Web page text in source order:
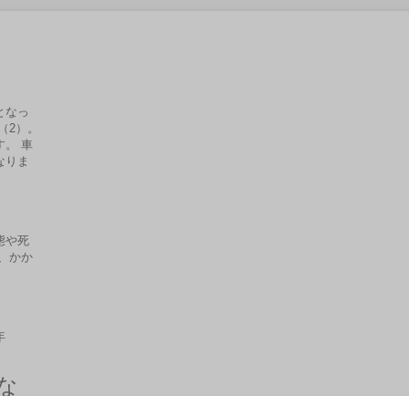
なっ
2）。
。 車
りま
や死
かか